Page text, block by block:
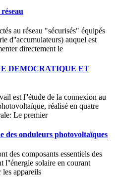
au réseau "sécurisés" équipés
d''accumulateurs) auquel est
directement le
DEMOCRATIQUE ET
est l''étude de la connexion au
réalisé en quatre
Le premier
des onduleurs photovoltaïques
des composants essentiels des
l''énergie solaire en courant
appareils